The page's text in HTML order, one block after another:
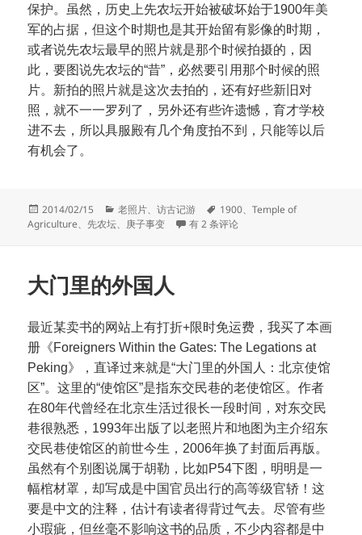
保护。虽然，历史上先农坛开始被破坏始于1900年美
军的占据，但这个时期也是其开始留有影像的时期，
或者说先农坛最早的照片就是那个时候拍摄的，因
此，要图说先农坛的“昔”，必然要引用那个时候的照
片。新拍的照片就是这次去拍的，还有好些新旧对
照，就不一一罗列了，另外还有些许遗憾，育才学校
进不去，所以具服殿有几个角度拍不到，只能等以后
有机会了。
发
布
2014/02/15
分
老照片、访古记游
标
签
1900、Temple of
Agriculture、 先农坛、 庚子事变 先农坛今昔
有 2 条评论
大门里的外国人
最近某卖书的网站上有打折+限时免运费，我买了本画
册《Foreigners Within the Gates: The Legations at
Peking》，直译过来就是“大门里的外国人：北京使馆
区”。这里的“使馆区”是指东交民巷的老使馆区。作者
在80年代曾经在北京生活过很长一段时间，对东交民
巷很熟悉，1993年出版了以老照片和地图为主介绍东
交民巷使馆区的前世今生，2006年换了封面后再版。
虽然有个别图说属于胡勒，比如P54下图，明明是一
幅棺材罩，却写成是中国官员出行的高等级官轿！这
要是中文的注释，估计有读者得背过气去。尽管有些
小瑕疵，但丝毫不影响这书的品质，不少内容都是中